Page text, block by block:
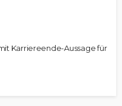
Karriereende-Aussage für